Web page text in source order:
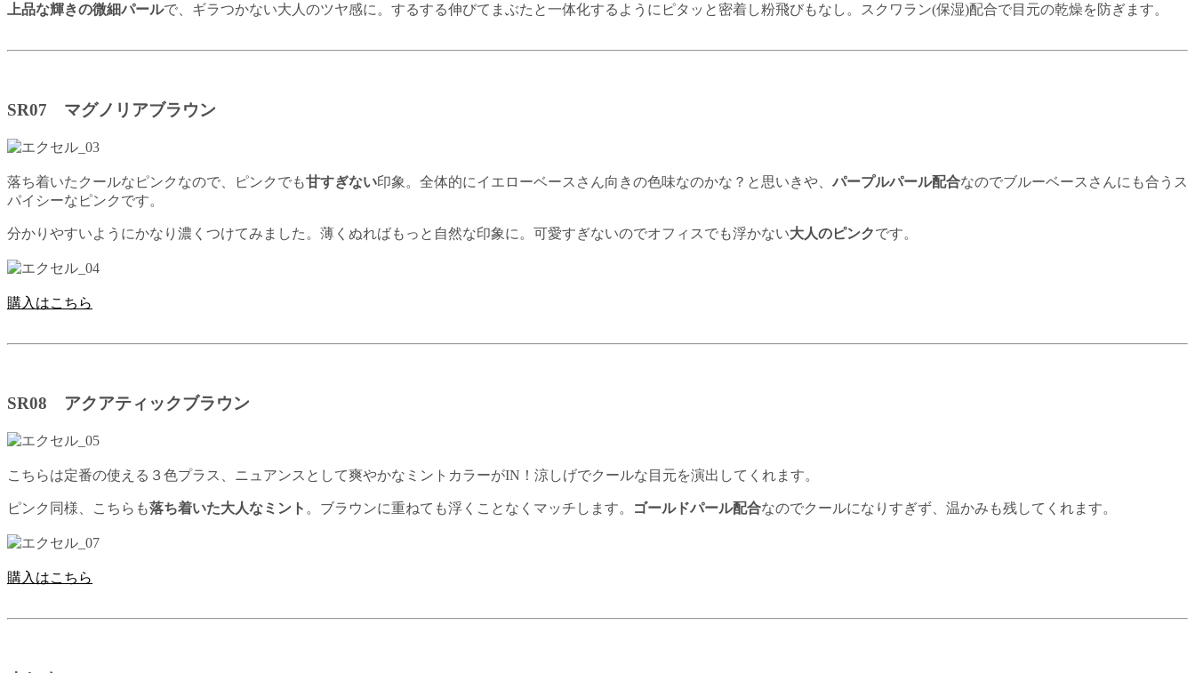
上品な輝きの微細パールで、ギラつかない大人のツヤ感に。するする伸びてまぶたと一体化するようにピタッと密着し粉飛びもなし。スクワラン(保湿)配合で目元の乾燥を防ぎます。
SR07 マグノリアブラウン
落ち着いたクールなピンクなので、ピンクでも甘すぎない印象。全体的にイエローベースさん向きの色味なのかな？と思いきや、 パープルパール配合なのでブルーベースさんにも合うス
パイシーなピンクです。
分かりやすいようにかなり濃くつけてみました。薄くぬればもっと自然な印象に。可愛すぎないのでオフィスでも浮かない大人のピンクです。
購入はこちら
SR08 アクアティックブラウン
こちらは定番の使える３色プラス、ニュアンスとして爽やかなミントカラーがIN！涼しげでクールな目元を演出してくれます。
ピンク同様、こちらも落ち着いた大人なミント 。ブラウンに重ねても浮くことなくマッチします。 ゴールドパール配合なのでクールになりすぎず、温かみも残してくれます。
購入はこちら